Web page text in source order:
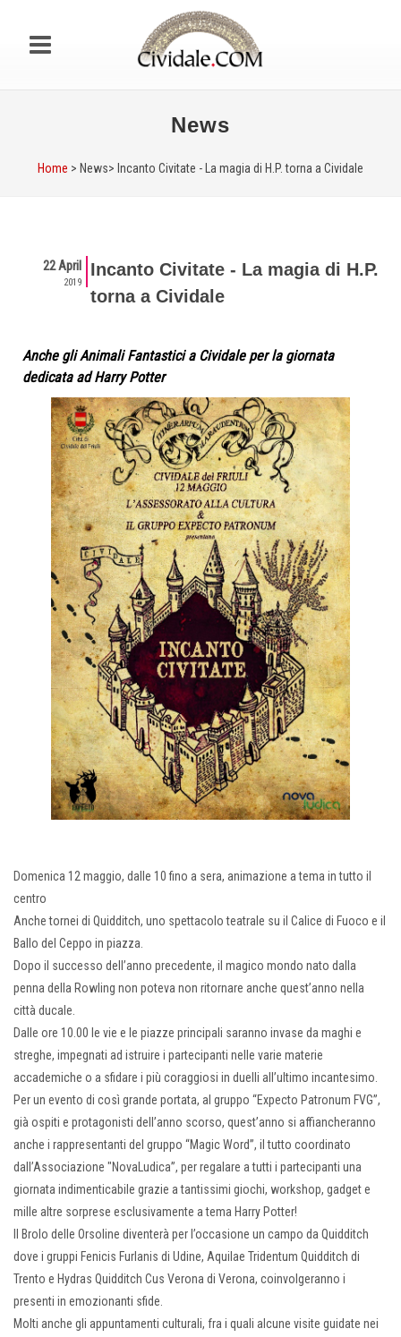
News
Home > News> Incanto Civitate - La magia di H.P. torna a Cividale
22 April
2019
Incanto Civitate - La magia di H.P.
torna a Cividale
Anche gli Animali Fantastici a Cividale per la giornata
dedicata ad Harry Potter
Domenica 12 maggio, dalle 10 fino a sera, animazione a tema in tutto il
centro
Anche tornei di Quidditch, uno spettacolo teatrale su il Calice di Fuoco e il
Ballo del Ceppo in piazza.
Dopo il successo dell’anno precedente, il magico mondo nato dalla
penna della Rowling non poteva non ritornare anche quest’anno nella
città ducale.
Dalle ore 10.00 le vie e le piazze principali saranno invase da maghi e
streghe, impegnati ad istruire i partecipanti nelle varie materie
accademiche o a sfidare i più coraggiosi in duelli all’ultimo incantesimo.
Per un evento di così grande portata, al gruppo “Expecto Patronum FVG”,
già ospiti e protagonisti dell’anno scorso, quest’anno si affiancheranno
anche i rappresentanti del gruppo “Magic Word”, il tutto coordinato
dall’Associazione "NovaLudica”, per regalare a tutti i partecipanti una
giornata indimenticabile grazie a tantissimi giochi, workshop, gadget e
mille altre sorprese esclusivamente a tema Harry Potter!
Il Brolo delle Orsoline diventerà per l’occasione un campo da Quidditch
dove i gruppi Fenicis Furlanis di Udine, Aquilae Tridentum Quidditch di
Trento e Hydras Quidditch Cus Verona di Verona, coinvolgeranno i
presenti in emozionanti sfide.
Molti anche gli appuntamenti culturali, fra i quali alcune visite guidate nei